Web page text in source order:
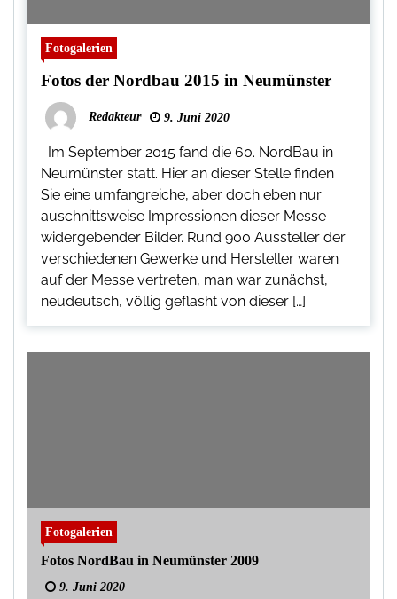
Fotogalerien
Fotos der Nordbau 2015 in Neumünster
Redakteur 9. Juni 2020
Im September 2015 fand die 60. NordBau in
Neumünster statt. Hier an dieser Stelle finden
Sie eine umfangreiche, aber doch eben nur
auschnittsweise Impressionen dieser Messe
widergebender Bilder. Rund 900 Aussteller der
verschiedenen Gewerke und Hersteller waren
auf der Messe vertreten, man war zunächst,
neudeutsch, völlig geflasht von dieser […]
Fotogalerien
Fotos NordBau in Neumünster 2009
9. Juni 2020